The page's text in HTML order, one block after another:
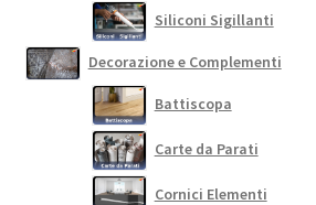
Siliconi Sigillanti
Decorazione e Complementi
Battiscopa
Carte da Parati
Cornici Elementi